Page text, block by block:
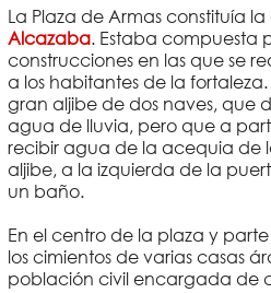
La Plaza de Armas constituía
Alcazaba. Estaba compuesta
construcciones en las que se
a los habitantes de la
gran aljibe de dos naves, que
agua de lluvia, pero que a
recibir agua de la acequia de
aljibe, a la izquierda de la
un baño.
En el centro de la plaza y
los cimientos de varias casas
población civil encargada de